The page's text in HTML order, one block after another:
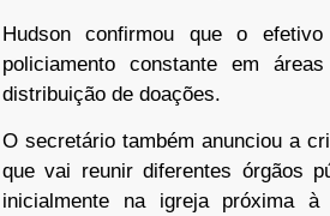
Hudson confirmou que o
policiamento constante em
distribuição de doações.
O secretário também anunciou a
que vai reunir diferentes órgãos
inicialmente na igreja próxima